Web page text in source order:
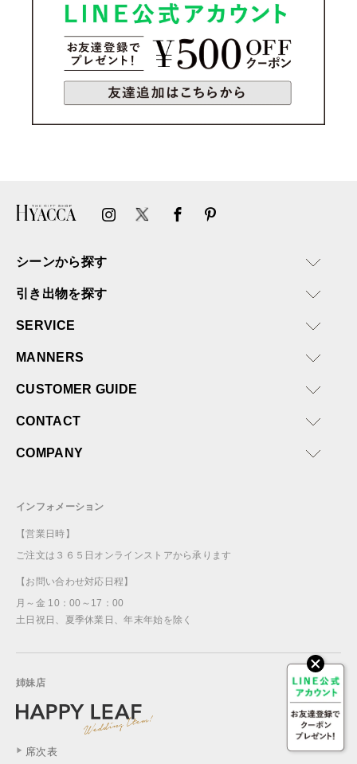
シーンから探す
引き出物を探す
SERVICE
MANNERS
CUSTOMER GUIDE
CONTACT
COMPANY
インフォメーション
【営業日時】
ご注文は３６５日オンラインストアから承ります
【お問い合わせ対応日程】
月～金 10：00～17：00
土日祝日、夏季休業日、年末年始を除く
姉妹店
席次表